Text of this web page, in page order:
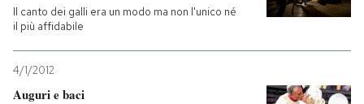
SHOP
Il canto dei galli era un modo ma non l'unico né
il più affidabile
4/1/2012
Auguri e baci